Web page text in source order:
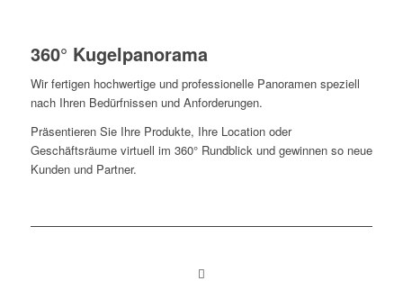
360° Kugelpanorama
Wir fertigen hochwertige und professionelle Panoramen speziell
nach Ihren Bedürfnissen und Anforderungen.
Präsentieren Sie Ihre Produkte, Ihre Location oder
Geschäftsräume virtuell im 360° Rundblick und gewinnen so neue
Kunden und Partner.